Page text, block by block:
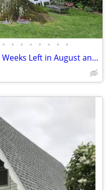
• • • • • • • •
Keuka Lake Cottage Only Two Weeks Left in August and September!!!